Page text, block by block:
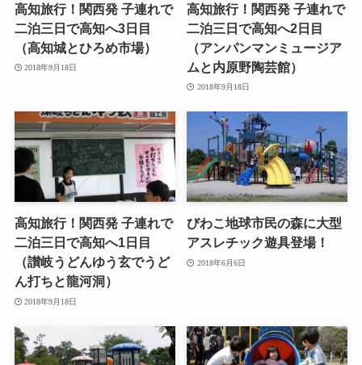
高知旅行！関西発 子連れで
二泊三日で高知へ3日目
（高知城とひろめ市場）
2018年9月18日
高知旅行！関西発 子連れで
二泊三日で高知へ2日目
（アンパンマンミュージア
ムと内原野陶芸館）
2018年9月18日
高知旅行！関西発 子連れで
二泊三日で高知へ1日目
（讃岐うどんゆう玄でうど
ん打ちと龍河洞）
2018年9月18日
びわこ地球市民の森に大型
アスレチック遊具登場！
2018年6月6日